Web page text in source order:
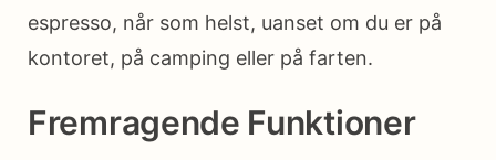
espresso, når som helst, uanset om du er på
kontoret, på camping eller på farten.
Fremragende Funktioner